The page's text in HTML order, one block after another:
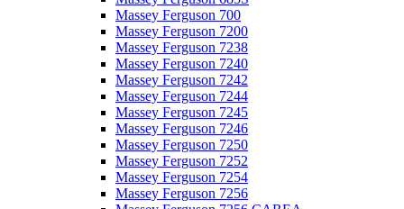
Massey Ferguson 700
Massey Ferguson 7200
Massey Ferguson 7238
Massey Ferguson 7240
Massey Ferguson 7242
Massey Ferguson 7244
Massey Ferguson 7245
Massey Ferguson 7246
Massey Ferguson 7250
Massey Ferguson 7252
Massey Ferguson 7254
Massey Ferguson 7256